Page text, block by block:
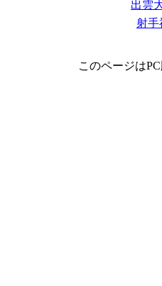
出雲
射手
このページは